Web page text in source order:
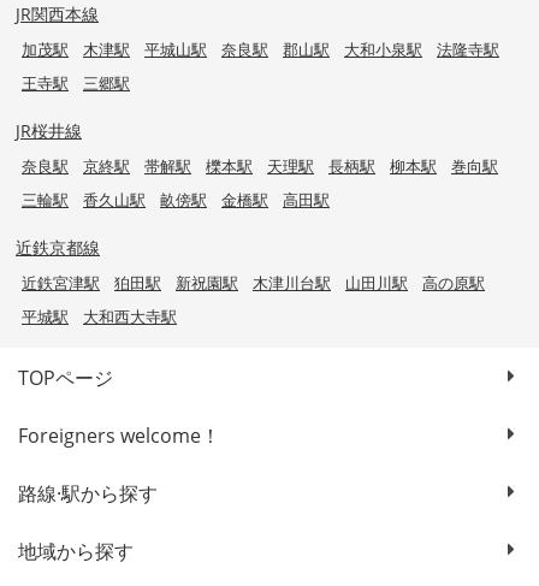
JR関西本線
加茂駅 木津駅 平城山駅 奈良駅 郡山駅 大和小泉駅
法隆寺駅
王寺駅
三郷駅
JR桜井線
奈良駅 京終駅 帯解駅 櫟本駅 天理駅 長柄駅 柳本駅
巻向駅
三輪駅
香久山駅 畝傍駅 金橋駅 高田駅
近鉄京都線
近鉄宮津駅 狛田駅 新祝園駅 木津川台駅 山田川駅
高の原駅
平城駅
大和西大寺駅
TOPページ
Foreigners welcome！
路線·駅から探す
地域から探す